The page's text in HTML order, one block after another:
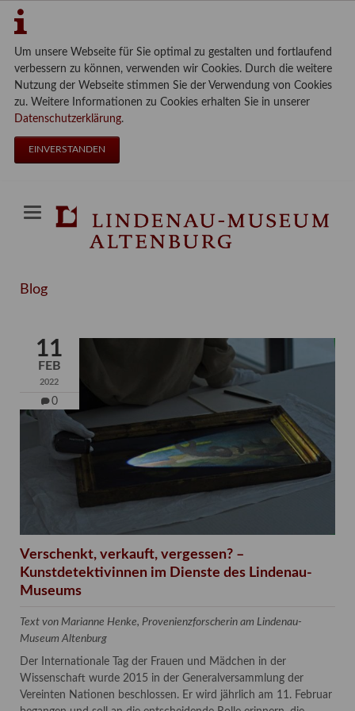
Um unsere Webseite für Sie optimal zu gestalten und fortlaufend
verbessern zu können, verwenden wir Cookies. Durch die weitere
Nutzung der Webseite stimmen Sie der Verwendung von Cookies
zu. Weitere Informationen zu Cookies erhalten Sie in unserer
Datenschutzerklärung.
EINVERSTANDEN
Blog
11
FEB
2022
0
Verschenkt, verkauft, vergessen? –
Kunstdetektivinnen im Dienste des Lindenau-
Museums
Text von Marianne Henke, Provenienzforscherin am Lindenau-
Museum Altenburg
Der Internationale Tag der Frauen und Mädchen in der
Wissenschaft wurde 2015 in der Generalversammlung der
Vereinten Nationen beschlossen. Er wird jährlich am 11. Februar